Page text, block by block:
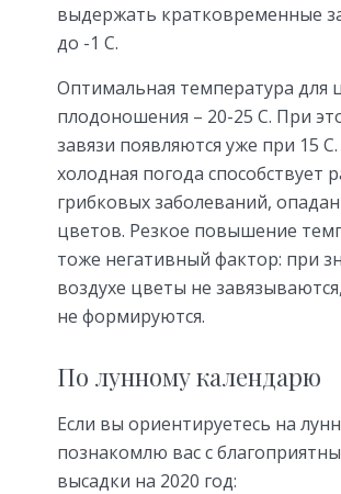
выдержать кратковременные
до -1 С.
Оптимальная температура для
плодоношения – 20-25 С. При
завязи появляются уже при 15
холодная погода способствует
грибковых заболеваний,
цветов. Резкое повышение
тоже негативный фактор: при
воздухе цветы не
не формируются.
По лунному календарю
Если вы ориентируетесь на
познакомлю вас с
высадки на 2020 год: